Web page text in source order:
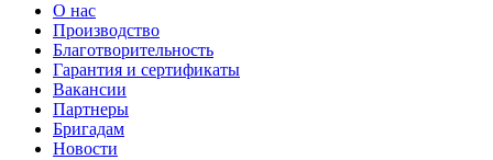
О нас
Производство
Благотворительность
Гарантия и сертификаты
Вакансии
Партнеры
Бригадам
Новости